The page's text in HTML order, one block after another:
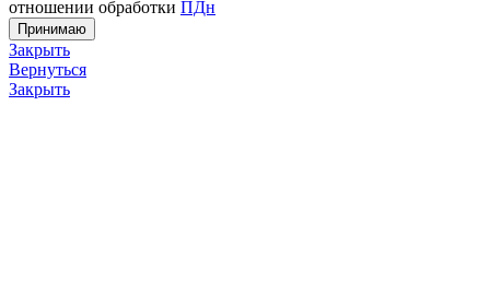
отношении обработки ПДн
Принимаю
Закрыть
Вернуться
Закрыть